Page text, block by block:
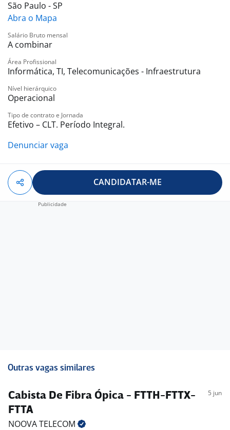
Desejável:
- Certificação em cabeamento estruturado ou cursos
relacionados.
- Conhecimento em instalação de CFTV, controle de
acesso e sistemas de alarme.
- Habilitação B
- NR-35
-Profissional organizado, com atenção a detalhes, boa
comunicação, proatividade e disposição para trabalho
em equipe.
Se você tem habilidades de organização, atenção aos
*A MercadoCar não cobra taxas em nenhuma etapa do
Benefícios:
São Paulo - SP
Abra o Mapa
Salário Bruto mensal
A combinar
Área Profissional
Informática, TI, Telecomunicações - Infraestrutura
Nível hierárquico
Operacional
Tipo de contrato e Jornada
Efetivo – CLT. Período Integral.
Denunciar vaga
CANDIDATAR-ME
Outras vagas similares
Cabista De Fibra Ópica - FTTH-FTTX-
FTTA
5 jun
NOOVATELECOM